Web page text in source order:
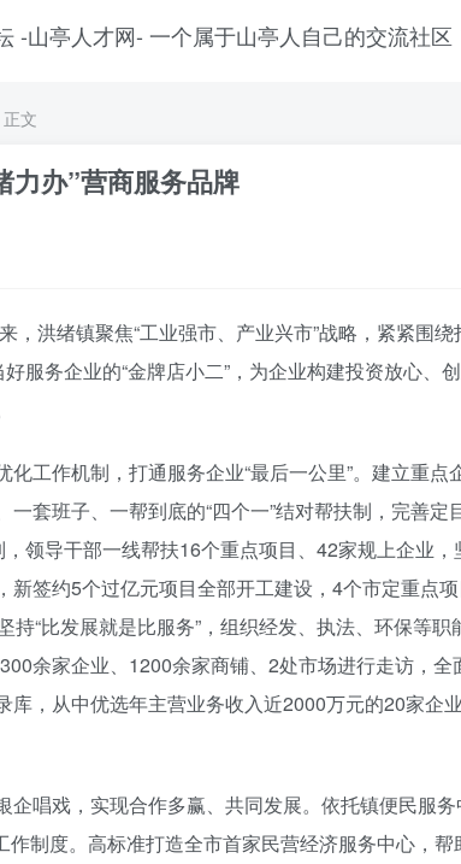
正文
力办”营商服务品牌
，洪绪镇聚焦“工业强市、产业兴市”战略，紧紧围绕
好服务企业的“金牌店小二”，为企业构建投资放心、
化工作机制，打通服务企业“最后一公里”。建立重
一套班子、一帮到底的“四个一”结对帮扶制，完善
，领导干部一线帮扶16个重点项目、42家规上企业，
新签约5个过亿元项目全部开工建设，4个市定重点
持“比发展就是比服务”，组织经发、执法、环保等职
余家企业、1200余家商铺、2处市场进行走访，全
库，从中优选年主营业务收入近2000万元的20家企
企唱戏，实现合作多赢、共同发展。依托镇便民服务
作制度。高标准打造全市首家民营经济服务中心，